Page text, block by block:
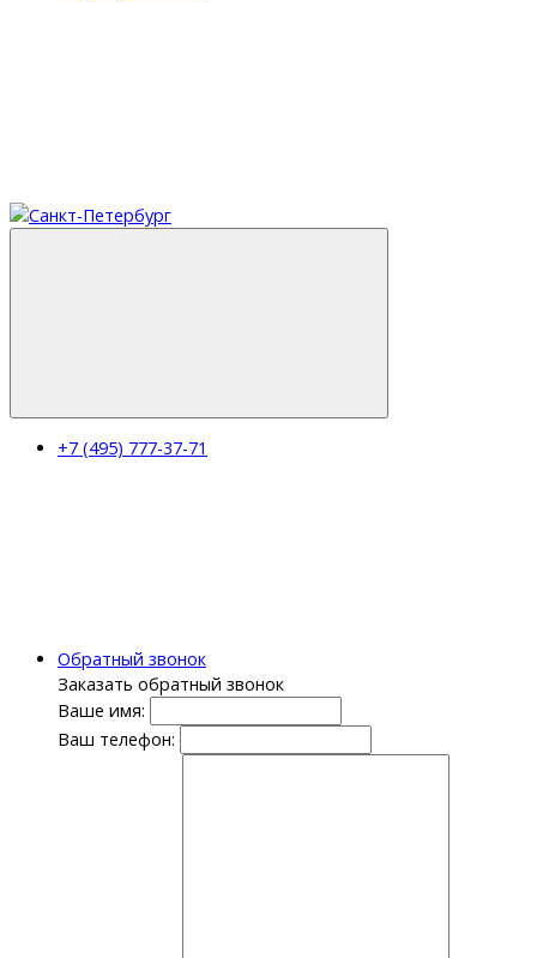
+7 (495) 777-37-71
Обратный звонок
Заказать обратный звонок
Ваше имя:
Ваш телефон: